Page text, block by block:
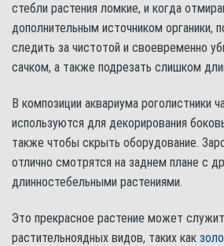
стебли растения ломкие, и когда
дополнительным источником органики,
следить за чистотой и своевременно
сачком, а также подрезать слишком
В композиции аквариума роголистники
используются для декорирования
также чтобы скрыть оборудование.
отлично смотрятся на заднем плане с
длинностебельными растениями.
Это прекрасное растение может
растительноядных видов, таких как